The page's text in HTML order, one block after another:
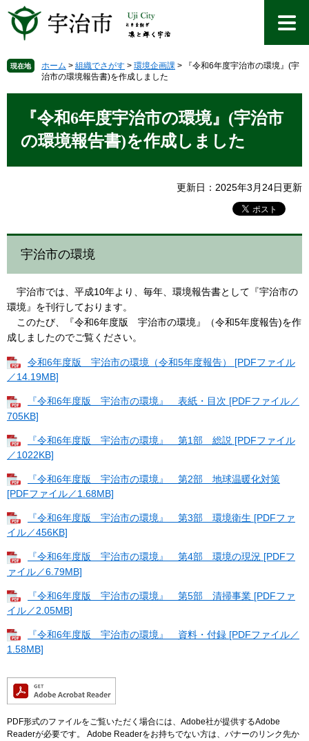
先
で
を
ば
へ
現在地 ホーム > 組織でさがす > 環境企画課 >
『令和6年度宇治市の環境』(宇
治市の環境報告書)を作成しました
『令和6年度宇治市の環境』(宇治市
の環境報告書)を作成しました
更新日：2025年3月24日更新
宇治市の環境
宇治市では、平成10年より、毎年、環境報告書として『宇治市の
環境』を刊行しております。
このたび、『令和6年度版 宇治市の環境』（令和5年度報告)を作
成しましたのでご覧ください。
令和6年度版 宇治市の環境（令和5年度報告） [PDFファイル
／14.19MB]
『令和6年度版 宇治市の環境』 表紙・目次 [PDFファイル／
705KB]
『令和6年度版 宇治市の環境』 第1部 総説 [PDFファイル
／1022KB]
『令和6年度版 宇治市の環境』 第2部 地球温暖化対策
[PDFファイル／1.68MB]
『令和6年度版 宇治市の環境』 第3部 環境衛生 [PDFファ
イル／456KB]
『令和6年度版 宇治市の環境』 第4部 環境の現況 [PDFフ
ァイル／6.79MB]
『令和6年度版 宇治市の環境』 第5部 清掃事業 [PDFファ
イル／2.05MB]
『令和6年度版 宇治市の環境』 資料・付録 [PDFファイル／
1.58MB]
PDF形式のファイルをご覧いただく場合には、Adobe社が提供するAdobe
Readerが必要です。
Adobe Readerをお持ちでない方は、バナーのリンク先か